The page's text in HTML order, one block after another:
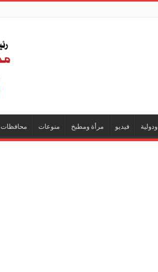
فيديو مرأة ومطبخ منوعات محافظات